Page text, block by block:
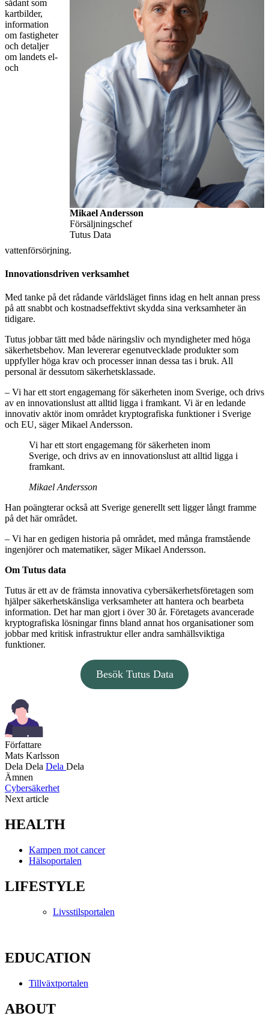
Mikael Andersson
Försäljningschef
Tutus Data
sådant som
kartbilder,
information
om fastigheter
och detaljer
om landets el-
och
vattenförsörjning.
Innovationsdriven verksamhet
Med tanke på det rådande världsläget finns idag en helt annan press
på att snabbt och kostnadseffektivt skydda sina verksamheter än
tidigare.
Tutus jobbar tätt med både näringsliv och myndigheter med höga
säkerhetsbehov. Man levererar egenutvecklade produkter som
uppfyller höga krav och processer innan dessa tas i bruk. All
personal är dessutom säkerhetsklassade.
– Vi har ett stort engagemang för säkerheten inom Sverige, och drivs
av en innovationslust att alltid ligga i framkant. Vi är en ledande
innovativ aktör inom området kryptografiska funktioner i Sverige
och EU, säger Mikael Andersson.
Vi har ett stort engagemang för säkerheten inom
Sverige, och drivs av en innovationslust att alltid ligga i
framkant.
Mikael Andersson
Han poängterar också att Sverige generellt sett ligger långt framme
på det här området.
– Vi har en gedigen historia på området, med många framstående
ingenjörer och matematiker, säger Mikael Andersson.
Om Tutus data
Tutus är ett av de främsta innovativa cybersäkerhetsföretagen som
hjälper säkerhetskänsliga verksamheter att hantera och bearbeta
information. Det har man gjort i över 30 år. Företagets avancerade
kryptografiska lösningar finns bland annat hos organisationer som
jobbar med kritisk infrastruktur eller andra samhällsviktiga
funktioner.
Besök Tutus Data
Författare
Mats Karlsson
Dela Dela Dela Dela
Ämnen
Cybersäkerhet
Next article
HEALTH
Kampen mot cancer
Hälsoportalen
LIFESTYLE
Livsstilsportalen
EDUCATION
Tillväxtportalen
ABOUT